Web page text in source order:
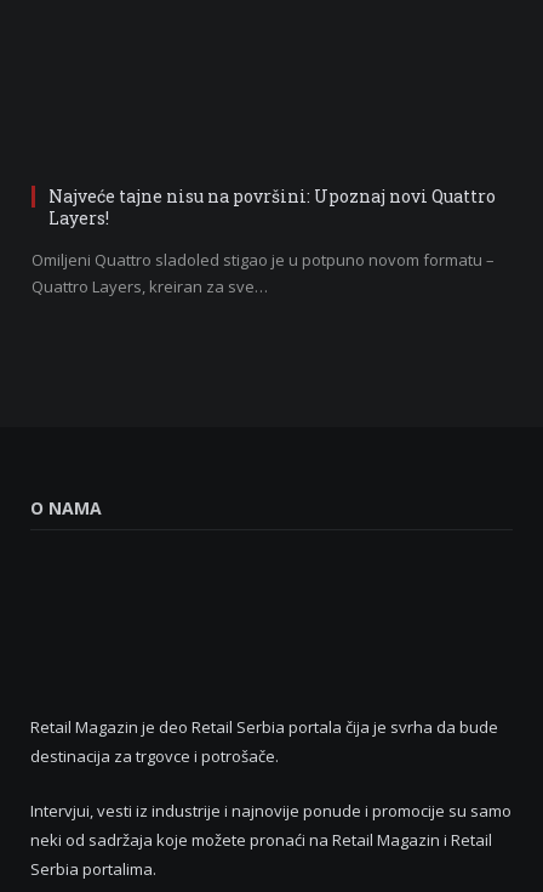
Najveće tajne nisu na površini: Upoznaj novi Quattro
Layers!
Omiljeni Quattro sladoled stigao je u potpuno novom formatu –
Quattro Layers, kreiran za sve…
O NAMA
Retail Magazin je deo Retail Serbia portala čija je svrha da bude
destinacija za trgovce i potrošače.
Intervjui, vesti iz industrije i najnovije ponude i promocije su samo
neki od sadržaja koje možete pronaći na Retail Magazin i Retail
Serbia portalima.